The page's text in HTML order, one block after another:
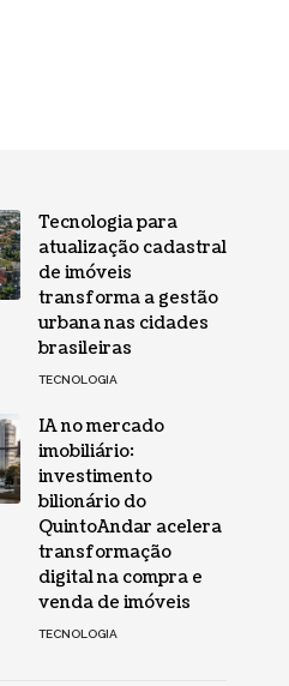
Tecnologia para
atualização cadastral
de imóveis
transforma a gestão
urbana nas cidades
brasileiras
TECNOLOGIA
IA no mercado
imobiliário:
investimento
bilionário do
QuintoAndar acelera
transformação
digital na compra e
venda de imóveis
TECNOLOGIA